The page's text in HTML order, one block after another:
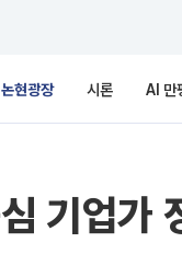
논현광장 시론 AI 만
기업가